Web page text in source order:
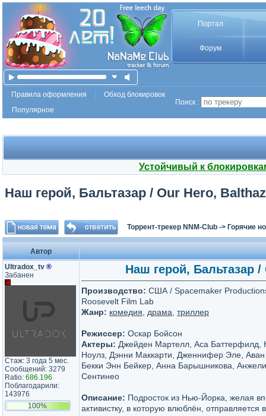
Портал
Форум
Правила оформления
Обход блокировок
Популярное
Поиск :
Устойчивый к
Наш герой, Бальтазар / Our Hero,
Торрент-трекер NNM-Club -> Горячие
Автор
Ultradox_tv ®
Забанен
Стаж: 3 года 5 мес.
Сообщений: 3279
Ratio: 686.196
Поблагодарили:
143976
100%
Наш герой, Бальтазар /
Производство: США / Spacemaker
Roosevelt Film Lab
Жанр: комедия драма триллер
Режиссер: Оскар Бойсон
Актеры: Джейден Мартелл, Аса Баттерфилд,
Ноулз, Дэнни Маккарти, Дженнифер Эле,
Бекки Энн Бейкер, Анна Барышникова,
Сентинео
Описание: Подросток из Нью-Йорка, желая
активистку, в которую влюблён, отправляется